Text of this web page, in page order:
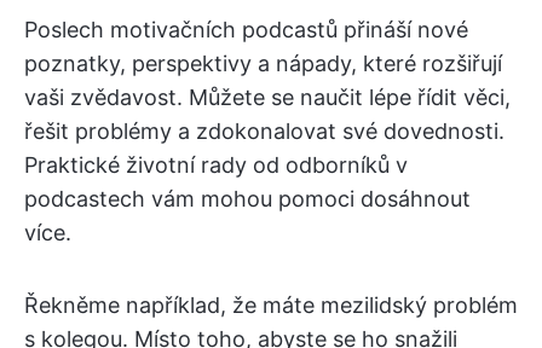
Poslech motivačních podcastů přináší nové
poznatky, perspektivy a nápady, které rozšiřují
vaši zvědavost. Můžete se naučit lépe řídit věci,
řešit problémy a zdokonalovat své dovednosti.
Praktické životní rady od odborníků v
podcastech vám mohou pomoci dosáhnout
více.
Řekněme například, že máte mezilidský problém
s kolegou. Místo toho, abyste se ho snažili